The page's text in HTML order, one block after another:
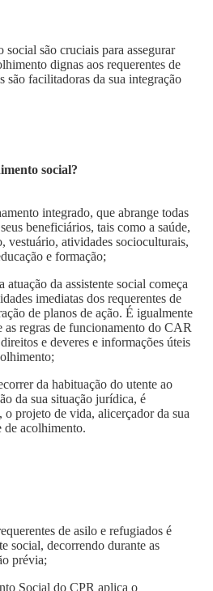
social são cruciais para assegurar
dignas aos requerentes de
são facilitadoras da sua integração
social?
integrado, que abrange todas
beneficiários, tais como a saúde,
vestuário, atividades socioculturais,
e formação;
da assistente social começa
imediatas dos requerentes de
de planos de ação. É igualmente
as regras de funcionamento do CAR
e deveres e informações úteis
da habituação do utente ao
da sua situação jurídica, é
o projeto de vida, alicerçador da sua
de acolhimento.
de asilo e refugiados é
social, decorrendo durante as
prévia;
Social do CPR aplica o